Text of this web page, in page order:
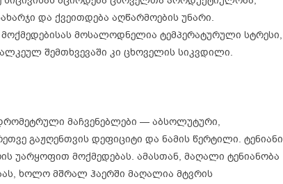
და ქვეითდება აღწარმოების უნარი.
მოსალოდნელია ტემპერატურული სტრესი,
შემთხვევაში კი ცხოველის სიკვდილი.
მაჩვენებლები — აბსოლუტური,
გაჟღენთვის დეფიციტი და ნამის წერტილი. ტენიანი
უარყოფით მოქმედებას. ამასთან, მაღალი ტენიანობა
ხოლო მშრალ ჰაერში მაღალია მტვრის